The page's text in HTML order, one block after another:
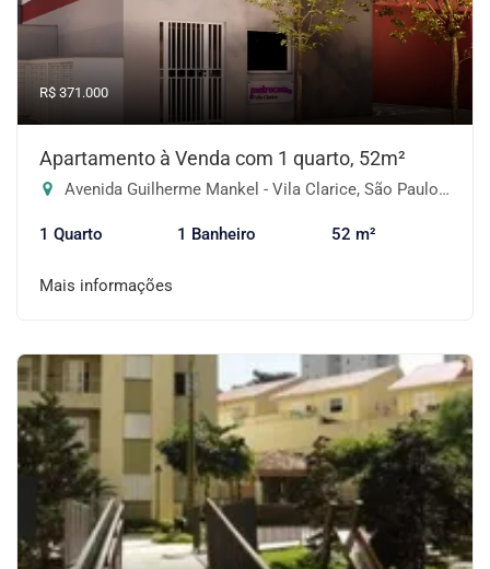
R$ 371.000
Apartamento à Venda com 1 quarto, 52m²
Avenida Guilherme Mankel - Vila Clarice, São Paulo-SP
1 Quarto 1 Banheiro 52 m²
Mais informações